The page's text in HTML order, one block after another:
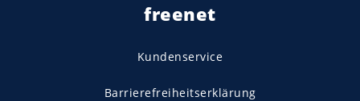
freenet
Kundenservice
Barrierefreiheitserklärung